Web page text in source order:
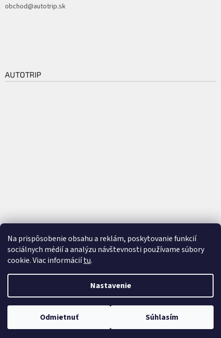
Na prispôsobenie obsahu a reklám, poskytovanie funkcií
sociálnych médií a analýzu návštevnosti používame súbory
cookie. Viac informáciítu.
Nastavenie
Odmietnuť Súhlasím
obchod@autotrip.sk
AUTOTRIP
Copyright 2026AutoTrip. Všetky práva vyhradené.Upraviť